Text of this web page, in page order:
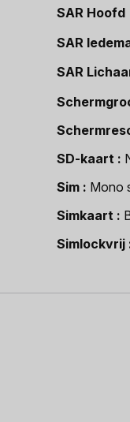
SAR Hoofd
SAR
SAR
SD-kaart
Sim
Mono
Simkaart
Simlockvrij